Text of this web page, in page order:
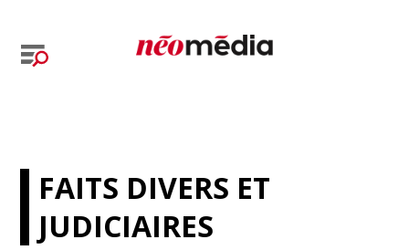
FAITS DIVERS ET
JUDICIAIRES